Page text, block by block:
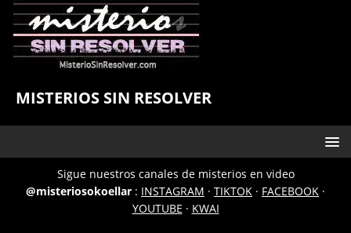
MISTERIOS SIN RESOLVER
Sigue nuestros canales de misterios en video
@misteriosokoellar : INSTAGRAM · TIKTOK · FACEBOOK ·
YOUTUBE · KWAI